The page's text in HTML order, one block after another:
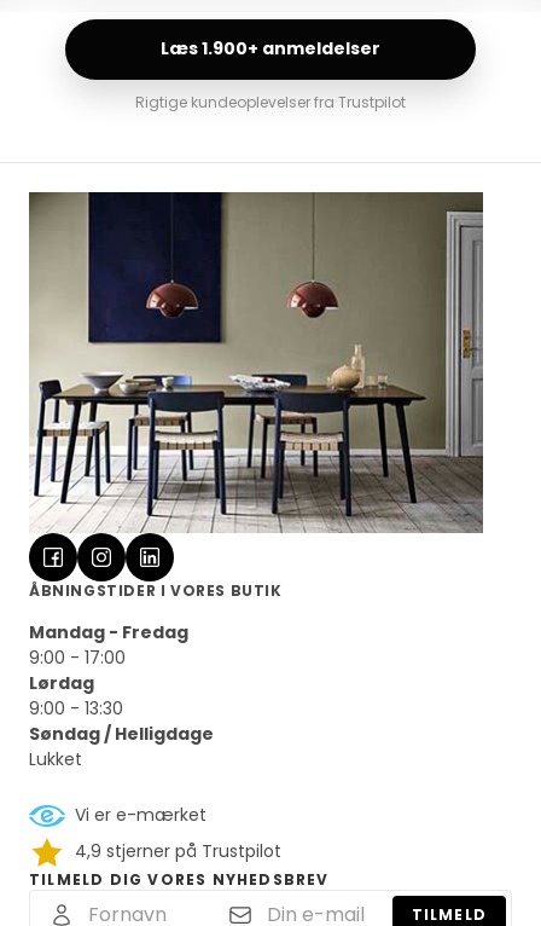
Læs 1.900+ anmeldelser
Rigtige kundeoplevelser fra Trustpilot
ÅBNINGSTIDER I VORES BUTIK
Mandag - Fredag
9:00 - 17:00
Lørdag
9:00 - 13:30
Søndag / Helligdage
Lukket
Vi er e-mærket
4,9 stjerner på Trustpilot
TILMELD DIG VORES NYHEDSBREV
TILMELD